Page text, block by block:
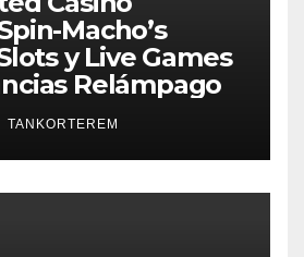
Macho’s
y Live Games
Relámpago
TANKORTEREM